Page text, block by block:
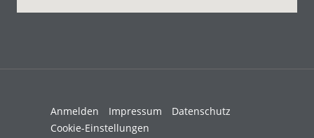
Anmelden Impressum
Datenschutz
Cookie-Einstellungen